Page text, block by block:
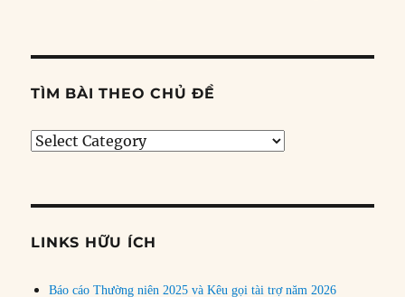
TÌM BÀI THEO CHỦ ĐỀ
Tìm
đề
LINKS HỮU ÍCH
Báo cáo Thường niên 2025 và Kêu gọi tài trợ năm 2026